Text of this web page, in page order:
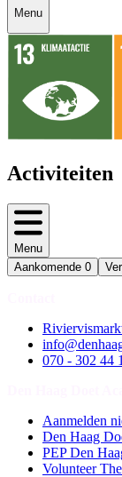
Menu
Activiteiten
Menu
Aankomende 0
070 - 302 44
Aanmelden
Den Haag
PEP Den
Volunteer